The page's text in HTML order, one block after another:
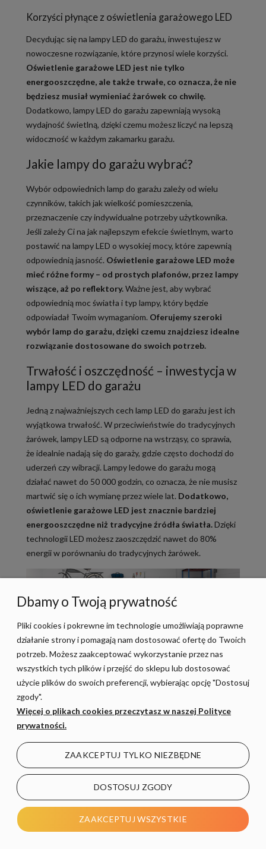
Korzyści płynące z oświetlenia garażowego LED
Decydując się na lampy LED do garażu, inwestujesz w
nowoczesne rozwiązanie, które przynosi wiele korzyści.
Oświetlenie garażowe LED jest nie tylko
energooszczędne, ale także trwałe, co oznacza, że nie
będziesz musiał wymieniać żarówek co chwilę.
Dodatkowo, lampy LED do garażu zapewniają wysoką
wydajność świetlną, dzięki czemu możesz liczyć na lepszą
widoczność w każdym zakamarku garażu.
Jakie lampy do garażu wybrać?
Wybór odpowiednich lamp do garażu zależy od wielu
czynników, takich jak wielkość pomieszczenia,
przeznaczenie czy indywidualne potrzeby użytkownika.
Jeśli zależy Ci na jak najlepszym efekcie świetlnym, warto
postawić na lampy LED o wysokiej mocy, które zapewnią
odpowiednią jasność. Oświetlenie garażowe LED może
mieć różne formy – od prostych plafonów, przez lampy
wiszące, aż po reflektory.Ważne jest, aby wybrać
odpowiednią moc światła i typ lampy, który będzie
odpowiadał Twoim wymaganiom. Oferujemy szeroki
wybór lamp do garażu, dzięki czemu znajdziesz idealne
rozwiązanie dostosowane do swoich potrzeb.
Trwałość i oszczędność – inwestycja w
lampy LED do garażu
Jedną z najważniejszych cech lamp LED do garażu jest ich
wyjątkowa trwałość. W przeciwieństwie do tradycyjnych
żarówek, lampy LED są odporne na wstrząsy, co sprawia,
że idealnie nadają się do garaży, gdzie często dochodzi do
uderzeń czy wibracji. Lampy ledowe do garażu mogą
działać nawet do 50 000 godzin, co oznacza, że nie musisz
martwić się o ich wymianę przez wiele lat. Dodatkowo,
oświetlenie garażowe LED jest znacznie bardziej
energooszczędne niż tradycyjne źródła światła.Dzięki
technologii LED możesz zaoszczędzić nawet do 80%
energii w porównaniu do tradycyjnych żarówek.
użytkowaniu
Oświetlenie garażu LED z naszej oferty charakteryzuje
się również prostą instalacją.
Dzięki nowoczesnym
technologiom montaż lamp LED jest szybki i nie wymaga
specjalistycznych umiejętności.
u nas dostępne w różnych wersjach, co pozwala na
łatwe dopasowanie ich do każdej przestrzeni.
suficie, na ścianie czy w formie reflektora, z pewnością
Dlaczego warto wybrać nasze lampy
LED do garażu?
Dbamy o Twoją prywatność
Pliki cookies i pokrewne im technologie umożliwiają poprawne
działanie strony i pomagają nam dostosować ofertę do Twoich
potrzeb. Możesz zaakceptować wykorzystanie przez nas
wszystkich tych plików i przejść do sklepu lub dostosować
użycie plików do swoich preferencji, wybierając opcję "Dostosuj
zgody".
Więcej o plikach cookies przeczytasz w naszej Polityce
prywatności.
ZAAKCEPTUJ TYLKO NIEZBĘDNE
DOSTOSUJ ZGODY
ZAAKCEPTUJ WSZYSTKIE